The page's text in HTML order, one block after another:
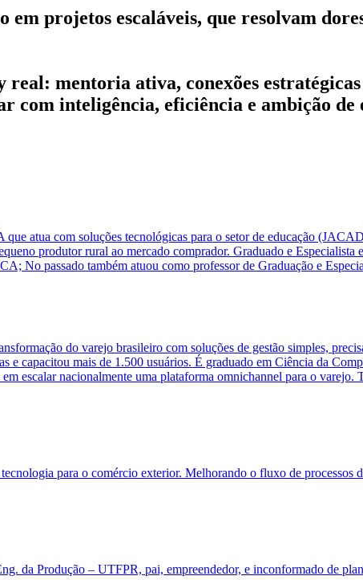
em projetos escaláveis, que resolvam
mentoria ativa, conexões
com inteligência, eficiência e ambição de
atua com soluções tecnológicas para o setor de educação
produtor rural ao mercado comprador. Graduado e
passado também atuou como professor de Graduação e
do varejo brasileiro com soluções de gestão simples,
e capacitou mais de 1.500 usuários. É graduado em Ciência da
escalar nacionalmente uma plataforma omnichannel para o
para o comércio exterior. Melhorando o fluxo de processos
da Produção – UTFPR, pai, empreendedor, e inconformado de